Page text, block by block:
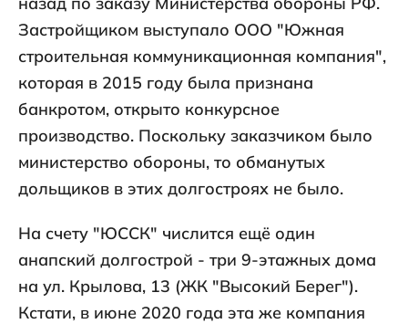
Застройщиком выступало ООО "Южная
строительная коммуникационная компания",
которая в 2015 году была признана
банкротом, открыто конкурсное
производство. Поскольку заказчиком было
министерство обороны, то обманутых
дольщиков в этих долгостроях не было.
На счету "ЮССК" числится ещё один
анапский долгострой - три 9-этажных дома
на ул. Крылова, 13 (ЖК "Высокий Берег").
Кстати, в июне 2020 года эта же компания